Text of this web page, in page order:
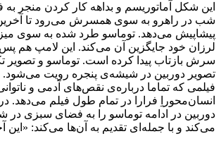
این شکل آماتوریسم و بداهه کار کردن منجر
شب در راهرو به سوی همسرش می‌رود تا
پیشاپیش می‌دهد. توماسو طرد شده به سوی
لرزان خود جایگزین آن می‌کند. این لامپ هم
سرش بازتاب پیدا کرده است. توماسو و
تصویر دوربین در شیشه‌ی پنجره رویت می‌شود.
فیلمی که تماما درباره‌ی نقص‌های آدمی و
انسان‌محوراِ فرارا در تمام طول فیلم
دوربین در ادامه توماسو را به فضای سبزی
می‌کند و با جمله‌ای تقدیم به آن‌ها می‌کند: